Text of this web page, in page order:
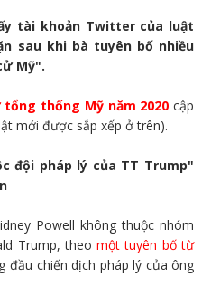
tài khoản Twitter của luật
sau khi bà tuyên bố nhiều
Mỹ".
thống Mỹ năm 2020 cập
mới được sắp xếp ở trên).
đội pháp lý của TT Trump"
Powell không thuộc nhóm
Trump, theomột tuyên bố từ
đầu chiến dịch pháp lý của ông